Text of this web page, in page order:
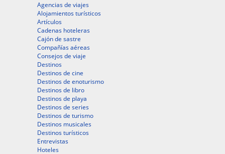
Agencias de viajes
Alojamientos turísticos
Artículos
Cadenas hoteleras
Cajón de sastre
Compañías aéreas
Consejos de viaje
Destinos
Destinos de cine
Destinos de enoturismo
Destinos de libro
Destinos de playa
Destinos de series
Destinos de turismo
Destinos musicales
Destinos turísticos
Entrevistas
Hoteles